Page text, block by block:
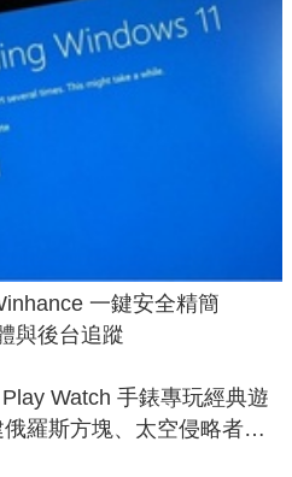
一鍵安全精簡
與後台追蹤
Watch 手錶專玩經典遊
羅斯方塊、太空侵略者，
能連手機？